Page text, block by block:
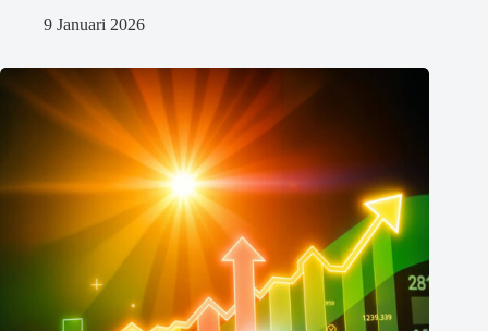
9 Januari 2026